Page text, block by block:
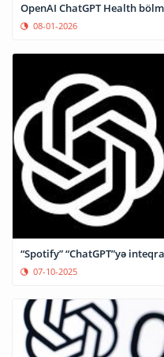
OpenAI ChatGPT Health
08-01-2026
“Spotify” “ChatGPT”yə
07-10-2025